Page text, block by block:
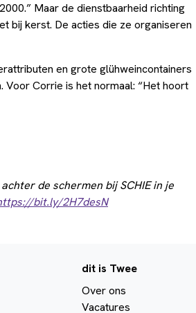
Maar de dienstbaarheid richting
bij kerst. De acties die ze organiseren
en grote glühweincontainers
Voor Corrie is het normaal: “Het hoort
de schermen bij SCHIE in je
bit.ly/2H7desN
dit is Twee
Over ons
Vacatures